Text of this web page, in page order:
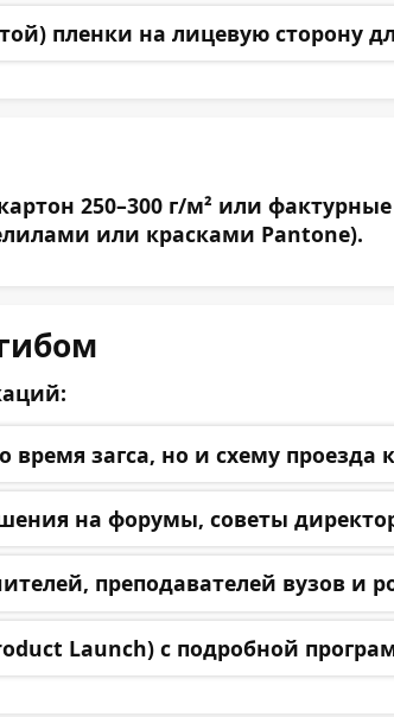
пленки на лицевую
250–300 г/м² или
или красками Pantone).
время загса, но и схему
на форумы, советы
преподавателей вузов и
Launch) с подробной